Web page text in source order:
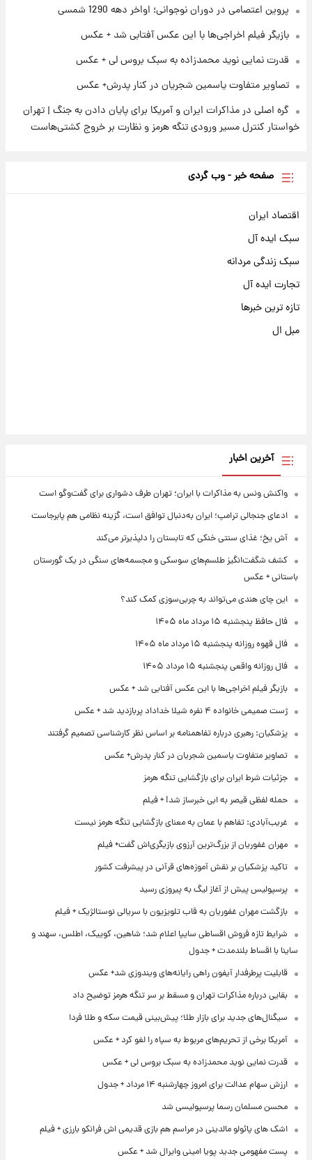
پروین اعتصامی در دوران نوجوانی؛ اواخر دهه 1290 شمسی
بازیگر فیلم اخراجی‌ها با این عکس آفتابی شد + عکس
قدرت نمایی نوید محمدزاده به سبک بروس لی + عکس
تصاویر متفاوت یاسمین شجریان در کنار پدرش+ عکس
گره اصلی در مذاکرات ایران و آمریکا برای پایان دادن به جنگ | تهران
خواستار کنترل مسیر ورودی تنگه هرمز و نظارت بر خروج کشتی‌هاست
صفحه خبر - وب گردی
اقتصاد ایران
سبک ایده آل
سبک زندگی مردانه
تجارت ایده آل
تازه ترین خبرها
مبل ال
آخرین اخبار
واکنش ونس به مذاکرات با ایران؛ تهران طرف دشواری برای گفت‌وگو است
ادعای جنجالی ترامپ؛ ایران به‌دنبال توافق است، گزینه نظامی هم پابرجاست
آش یخ؛ غذای سنتی خنکی که تابستان را دلپذیرتر می‌کند
کشف شگفت‌انگیز طلسم‌های سوسکی و مجسمه‌های سنگی در یک گورستان
باستانی + عکس
این چای هندی می‌تواند به چربی‌سوزی کمک کند؟
فال حافظ پنجشنبه ۱۵ مرداد ماه ۱۴۰۵
فال قهوه روزانه پنجشنبه ۱۵ مرداد ماه ۱۴۰۵
فال روزانه واقعی پنجشنبه ۱۵ مرداد ۱۴۰۵
بازیگر فیلم اخراجی‌ها با این عکس آفتابی شد + عکس
ژست صمیمی خانواده ۴ نفره شیلا خداداد پربازدید شد + عکس
پزشکیان: رهبری درباره تفاهمنامه بر اساس نظر کارشناسی تصمیم گرفتند
تصاویر متفاوت یاسمین شجریان در کنار پدرش+ عکس
جزئیات شرط ایران برای بازگشایی تنگه هرمز
حمله لفظی قیصر به ابی خبرساز شد! + فیلم
غریب‌آبادی: تفاهم با عمان به معنای بازگشایی تنگه هرمز نیست
مهران غفوریان از بزرگ‌ترین آرزوی بازیگری‌اش گفت+ فیلم
تاکید پزشکیان بر نقش آموزه‌های قرآنی در پیشرفت کشور
پرسپولیس پیش از آغاز لیگ به پیروزی رسید
بازگشت مهران غفوریان به قاب تلویزیون با سریالی نوستالژیک + فیلم
شرایط تازه فروش اقساطی سایپا اعلام شد؛ شاهین، کوییک، اطلس، سهند و
ساینا با اقساط بلندمدت + جدول
قابلیت پرطرفدار آیفون راهی رایانه‌های ویندوزی شد+ عکس
بقایی درباره مذاکرات تهران و مسقط بر سر تنگه هرمز توضیح داد
سیگنال‌های جدید برای بازار طلا؛ پیش‌بینی قیمت سکه و طلا فردا
آمریکا برخی از تحریم‌های مربوط به سپاه را لغو کرد + عکس
قدرت نمایی نوید محمدزاده به سبک بروس لی + عکس
ارزش سهام عدالت برای امروز چهارشنبه ۱۴ مرداد + جدول
محسن مسلمان رسما پرسپولیسی شد
اشک های پائولو مالدینی در مراسم هم بازی قدیمی اش فرانکو بارزی + فیلم
پست مفهومی جدید پویا امینی وایرال شد + عکس